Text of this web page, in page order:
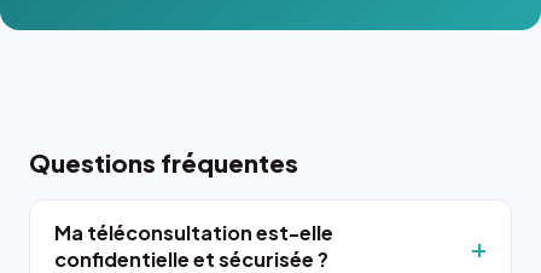
Questions fréquentes
Ma téléconsultation est-elle
confidentielle et sécurisée ?